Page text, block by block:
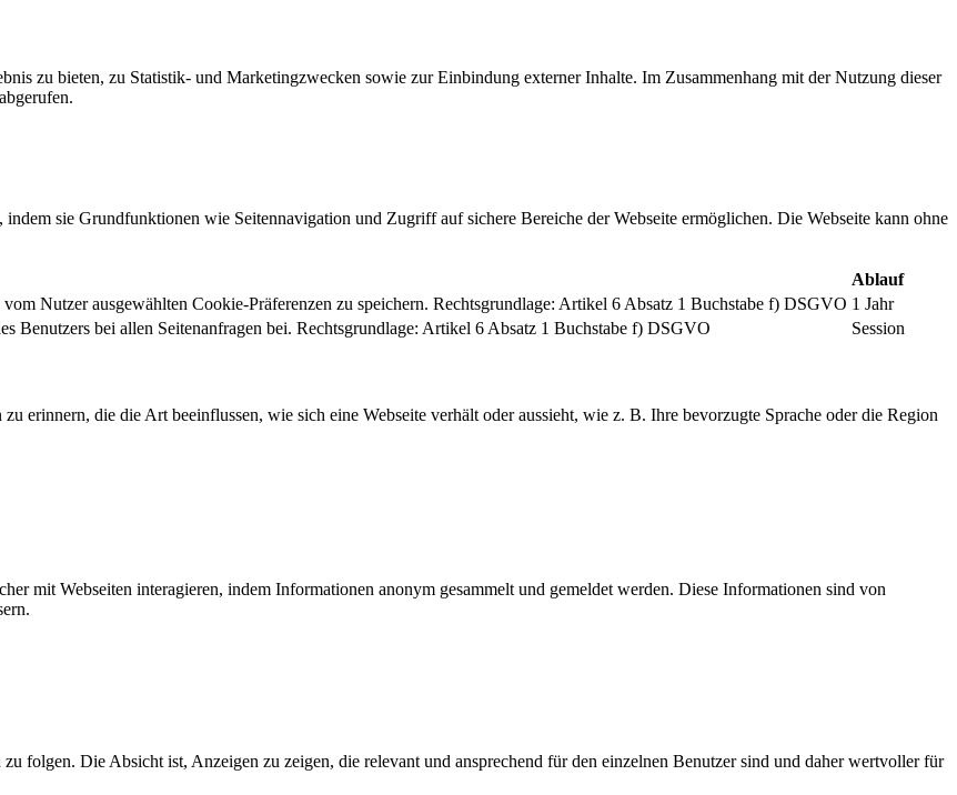
zu bieten, zu Statistik- und Marketingzwecken sowie zur Einbindung externer Inhalte. Im Zusammenhang mit der Nutzung dieser
sie Grundfunktionen wie Seitennavigation und Zugriff auf sichere Bereiche der Webseite ermöglichen. Die Webseite kann ohne
Ablauf
Nutzer ausgewählten Cookie-Präferenzen zu speichern. Rechtsgrundlage: Artikel 6 Absatz 1 Buchstabe f) DSGVO 1 Jahr
Benutzers bei allen Seitenanfragen bei. Rechtsgrundlage: Artikel 6 Absatz 1 Buchstabe f) DSGVO Session
erinnern, die die Art beeinflussen, wie sich eine Webseite verhält oder aussieht, wie z. B. Ihre bevorzugte Sprache oder die Region
mit Webseiten interagieren, indem Informationen anonym gesammelt und gemeldet werden. Diese Informationen sind von
folgen. Die Absicht ist, Anzeigen zu zeigen, die relevant und ansprechend für den einzelnen Benutzer sind und daher wertvoller für